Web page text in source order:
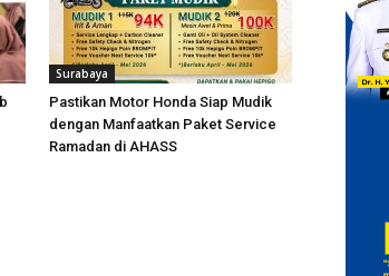
Surabaya
Pastikan Motor Honda Siap Mudik
dengan Manfaatkan Paket Service
Ramadan di AHASS